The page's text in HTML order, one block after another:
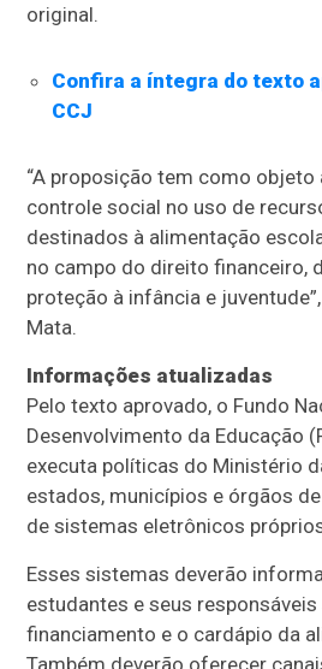
original.
Confira a íntegra do texto
CCJ
“A proposição tem como objeto
controle social no uso de
destinados à alimentação
no campo do direito financeiro,
proteção à infância e
Mata.
Informações atualizadas
Pelo texto aprovado, o Fundo
Desenvolvimento da Educação
executa políticas do Ministério
estados, municípios e órgãos
de sistemas eletrônicos
Esses sistemas deverão
estudantes e seus responsáveis
financiamento e o cardápio da
Também deverão oferecer